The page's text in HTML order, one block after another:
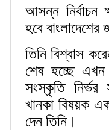
আসন্ন নির্বাচন
হবে
তিনি বিশ্বাস
শেষ হচ্ছে
সংস্কৃতি
খানকা বিষয়ক
দেন তিনি।